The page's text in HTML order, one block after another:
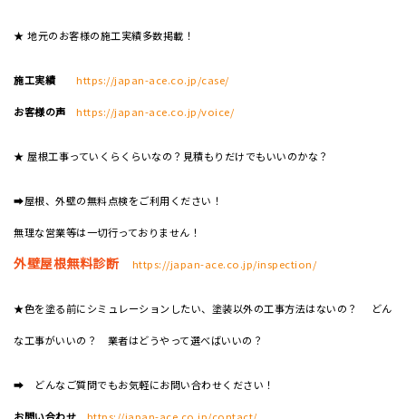
★ 地元のお客様の施工実績多数掲載！
施工実績 https://japan-ace.co.jp/case/
お客様の声 https://japan-ace.co.jp/voice/
★ 屋根工事っていくらくらいなの？見積もりだけでもいいのかな？
➡屋根、外壁の無料点検をご利用ください！
無理な営業等は一切行っておりません！
外壁屋根無料診断 https://japan-ace.co.jp/inspection/
★色を塗る前にシミュレーションしたい、塗装以外の工事方法はないの？ どん
な工事がいいの？ 業者はどうやって選べばいいの？
➡ どんなご質問でもお気軽にお問い合わせください！